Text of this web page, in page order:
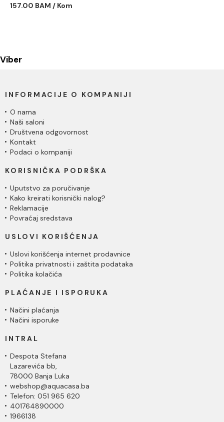
157.00 BAM / Kom
Viber
INFORMACIJE O KOMPANIJI
O nama
Naši saloni
Društvena odgovornost
Kontakt
Podaci o kompaniji
KORISNIČKA PODRŠKA
Uputstvo za poručivanje
Kako kreirati korisnički nalog?
Reklamacije
Povraćaj sredstava
USLOVI KORIŠĆENJA
Uslovi korišćenja internet prodavnice
Politika privatnosti i zaštita podataka
Politika kolačića
PLAĆANJE I ISPORUKA
Načini plaćanja
Načini isporuke
INTRAL
Despota Stefana
Lazarevića bb,
78000 Banja Luka
webshop@aquacasa.ba
Telefon: 051 965 620
401764890000
1966138